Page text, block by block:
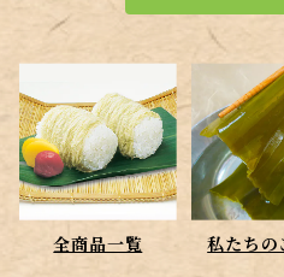
全商品一覧 私たちの